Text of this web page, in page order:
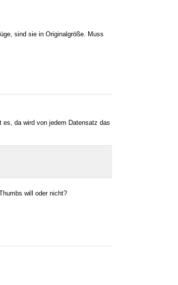
sind sie in Originalgröße. Muss
es, da wird von jedem Datensatz das
will oder nicht?